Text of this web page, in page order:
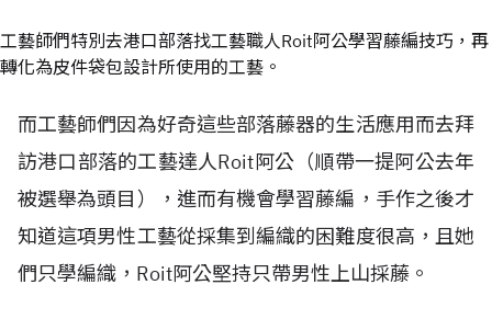
工藝師們特別去港口部落找工藝職人Roit阿公學習藤編技巧，再
轉化為皮件袋包設計所使用的工藝。
而工藝師們因為好奇這些部落藤器的生活應用而去拜
訪港口部落的工藝達人Roit阿公（順帶一提阿公去年
被選舉為頭目），進而有機會學習藤編，手作之後才
知道這項男性工藝從採集到編織的困難度很高，且她
們只學編織，Roit阿公堅持只帶男性上山採藤。